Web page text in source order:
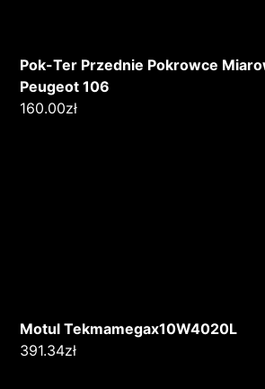
Pok-Ter Przednie Pokrowce
Peugeot 106
160.00zł
Motul Tekmamegax10W4020L
391.34zł